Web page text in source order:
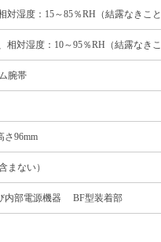
対湿度：15～85％RH（結露なきこと
相対湿度：10～95％RH（結露なきこ
腕帯
さ96mm
まない）
内部電源機器 BF型装着部